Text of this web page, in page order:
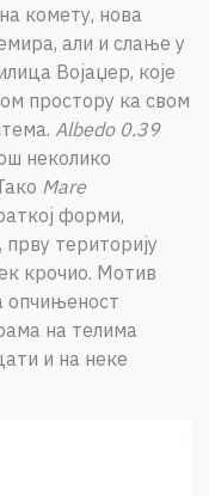
комету, нова
али и слање у
Војаџер, које
простору ка свом
Albedo 0.39
неколико
Mare
форми,
територију
крочио. Мотив
опчињеност
на телима
и на неке